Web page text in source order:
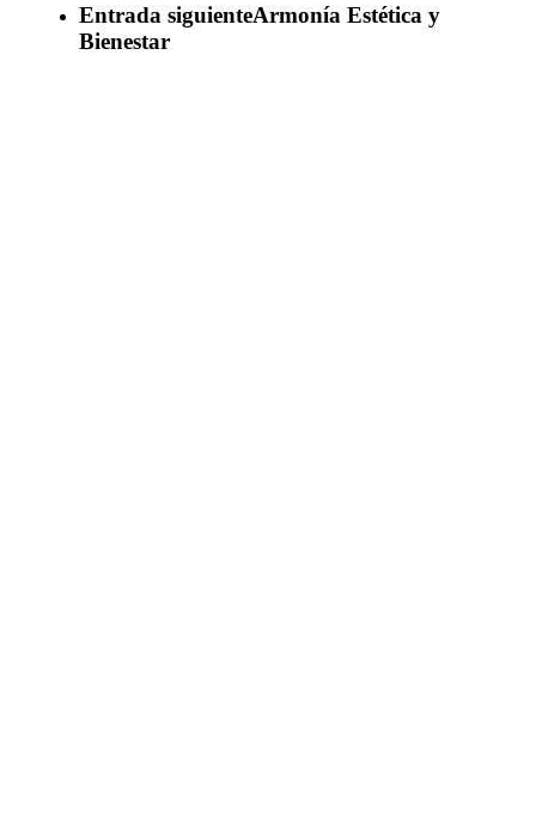
Entrada siguienteArmonía Estética y
Bienestar